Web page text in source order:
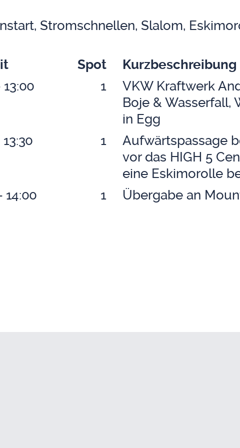
Strom­schnel­len, Sla­lom,
Spot
Kurz­be­schrei­bung
13:00
1
VKW Kraft­werk
Boje & Was­ser­fall,
in Egg
1
Auf­wärts­pas­sa­ge
vor das HIGH 5
eine Eski­mo­rol­le
14:00
1 Über­ga­be an